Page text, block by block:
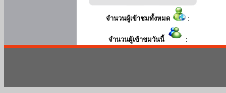
จำนวนผู้เข้าชมทั้งหมด :
จำนวนผู้เข้าชมวันนี้ :